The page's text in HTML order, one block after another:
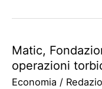
Matic,
operazioni
Economia /